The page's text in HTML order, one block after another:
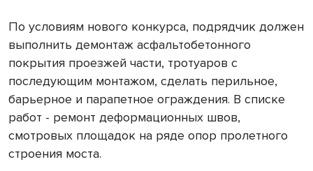
По условиям нового конкурса, подрядчик должен
выполнить демонтаж асфальтобетонного
покрытия проезжей части, тротуаров с
последующим монтажом, сделать перильное,
барьерное и парапетное ограждения. В списке
работ - ремонт деформационных швов,
смотровых площадок на ряде опор пролетного
строения моста.